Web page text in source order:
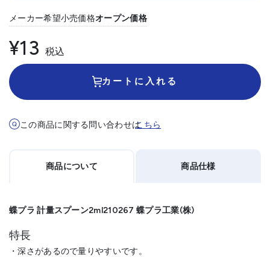
メーカー希望小売価格オープン価格
¥13 税込
カートに入れる
この商品に関する問い合わせはこちら
商品について
蝶プラ 計量スプーン2ml210267 蝶プラ工業(株)
特長
・深さがあるので量りやすいです。
商品仕様